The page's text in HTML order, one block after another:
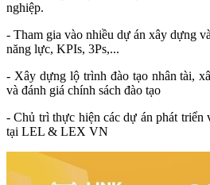
nghiệp.
- Tham gia vào nhiều dự án xây dựng
năng lực, KPIs, 3Ps,...
- Xây dựng lộ trình đào tạo nhân tài,
và đánh giá chính sách đào tạo
- Chủ trì thực hiện các dự án phát triển
tại LEL & LEX VN